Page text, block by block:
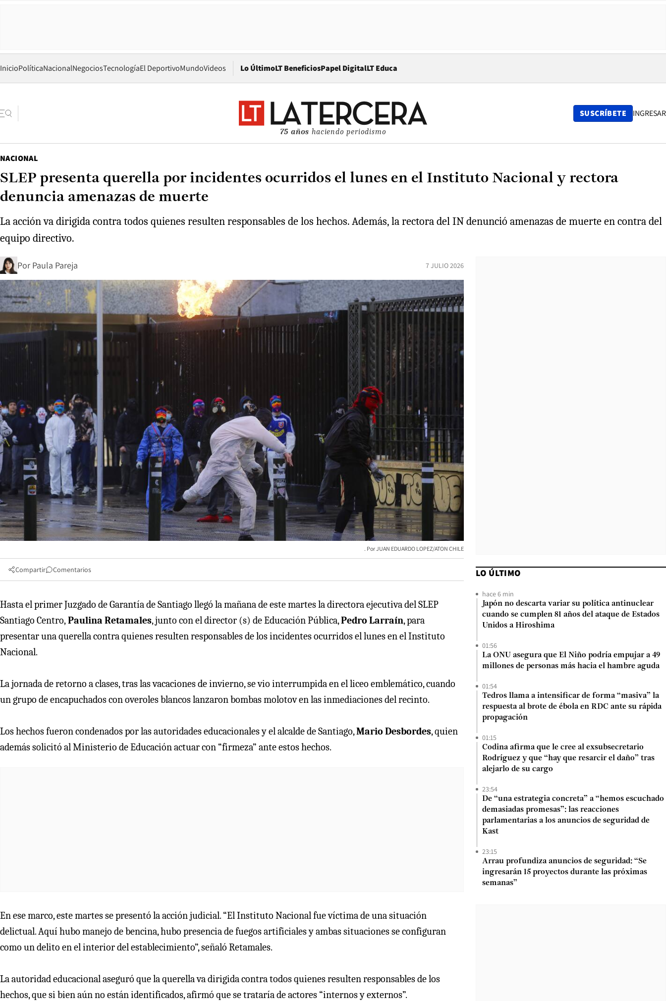
InicioPolíticaNacionalNegociosTecnologíaEl DeportivoMundoVideos Lo ÚltimoLT BeneficiosPapel DigitalOpens in new window
LT Educa
75 años haciendo periodismo
SUSCRÍBETE INGRESAR
NACIONAL
SLEP presenta querella por incidentes ocurridos el lunes en el Instituto Nacional y rectora
denuncia amenazas de muerte
La acción va dirigida contra todos quienes resulten responsables de los hechos. Además, la rectora del IN denunció amenazas de muerte en contra del
equipo directivo.
Por Paula Pareja 7 JULIO 2026
JUAN EDUARDO LOPEZ/ATON CHILE
Compartir Comentarios
Hasta el primer Juzgado de Garantía de Santiago llegó la mañana de este martes la directora ejecutiva del SLEP
Santiago Centro,Paulina Retamales, junto con el director (s) de Educación Pública,Pedro Larraín, para
presentar una querella contra quienes resulten responsables de los incidentes ocurridos el lunes en el Instituto
Nacional.
La jornada de retorno a clases, tras las vacaciones de invierno, se vio interrumpida en el liceo emblemático, cuando
un grupo de encapuchados con overoles blancos lanzaron bombas molotov en las inmediaciones del recinto.
Los hechos fueron condenados por las autoridades educacionales y el alcalde de Santiago,Mario Desbordes, quien
además solicitó al Ministerio de Educación actuar con “firmeza” ante estos hechos.
En ese marco, este martes se presentó la acción judicial. “El Instituto Nacional fue víctima de una situación
delictual. Aquí hubo manejo de bencina, hubo presencia de fuegos artificiales y ambas situaciones se configuran
como un delito en el interior del establecimiento”, señaló Retamales.
La autoridad educacional aseguró que la querella va dirigida contra todos quienes resulten responsables de los
hechos, que si bien aún no están identificados, afirmó que se trataría de actores “internos y externos”.
LO ÚLTIMO
hace 6 min
Japón no descarta variar su política antinuclear
cuando se cumplen 81 años del ataque de Estados
Unidos a Hiroshima
01:56
La ONU asegura que El Niño podría empujar a 49
millones de personas más hacia el hambre aguda
01:54
Tedros llama a intensificar de forma “masiva” la
respuesta al brote de ébola en RDC ante su rápida
propagación
01:15
Codina afirma que le cree al exsubsecretario
Rodríguez y que “hay que resarcir el daño” tras
alejarlo de su cargo
23:54
De “una estrategia concreta” a “hemos escuchado
demasiadas promesas”: las reacciones
parlamentarias a los anuncios de seguridad de
Kast
23:15
Arrau profundiza anuncios de seguridad: “Se
ingresarán 15 proyectos durante las próximas
semanas”